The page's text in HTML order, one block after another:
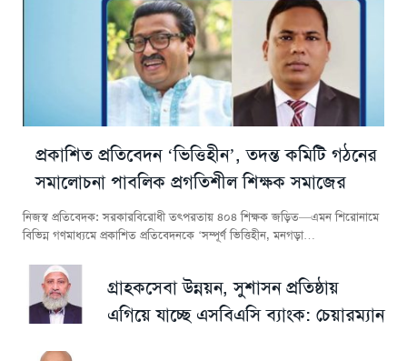
প্রকাশিত প্রতিবেদন ‘ভিত্তিহীন’, তদন্ত কমিটি গঠনের
সমালোচনা পাবলিক প্রগতিশীল শিক্ষক সমাজের
নিজস্ব প্রতিবেদক: সরকারবিরোধী তৎপরতায় ৪০৪ শিক্ষক জড়িত—এমন শিরোনামে
বিভিন্ন গণমাধ্যমে প্রকাশিত প্রতিবেদনকে ‘সম্পূর্ণ ভিত্তিহীন, মনগড়া…
গ্রাহকসেবা উন্নয়ন, সুশাসন প্রতিষ্ঠায়
এগিয়ে যাচ্ছে এসবিএসি ব্যাংক: চেয়ারম্যান